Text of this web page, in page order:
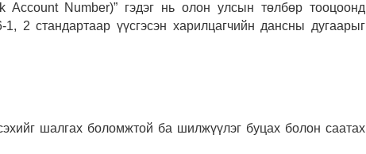
Number)” гэдэг нь олон улсын төлбөр тооцоонд
2 стандартаар үүсгэсэн харилцагчийн дансны дугаарыг
шалгах боломжтой ба шилжүүлэг буцах болон саатах